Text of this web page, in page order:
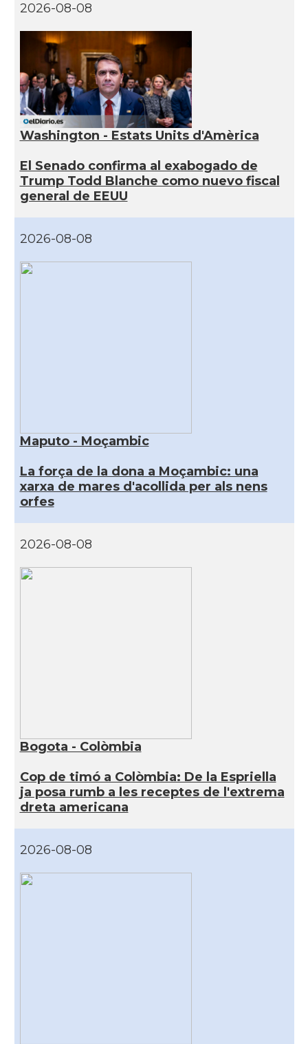
2026-08-08
Washington - Estats Units d'Amèrica
El Senado confirma al exabogado de
Trump Todd Blanche como nuevo fiscal
general de EEUU
2026-08-08
Maputo - Moçambic
La força de la dona a Moçambic: una
xarxa de mares d'acollida per als nens
orfes
2026-08-08
Bogota - Colòmbia
Cop de timó a Colòmbia: De la Espriella
ja posa rumb a les receptes de l'extrema
dreta americana
2026-08-08